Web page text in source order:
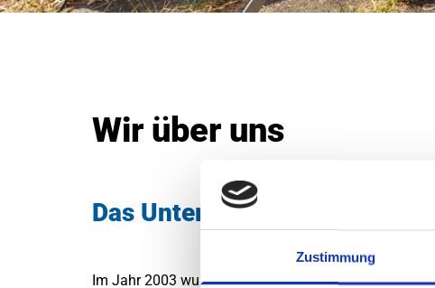
Zustimmung
Wir über uns
Das Unternehmen und seine
Im Jahr 2003 wurde BK Rohrreinigung gegründet.